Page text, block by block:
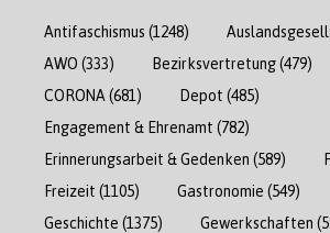
Antifaschismus (1248)
AWO (333) Bezirksvertretung(479)
CORONA (681) Depot (485)
Engagement & Ehrenamt (782)
Erinnerungsarbeit & Gedenken (589)
Freizeit (1105) Gastronomie (549)
Geschichte (1375) Gewerkschaften